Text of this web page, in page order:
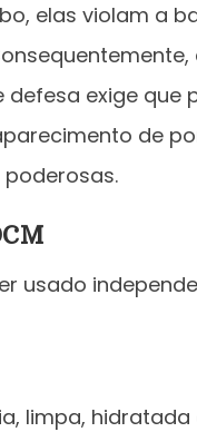
elas violam a
defesa exige que
de
usado
limpa,